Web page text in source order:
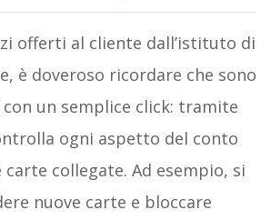
offerti al cliente dall’istituto di
è doveroso ricordare che sono
un semplice click: tramite
ogni aspetto del conto
collegate. Ad esempio, si
nuove carte e bloccare